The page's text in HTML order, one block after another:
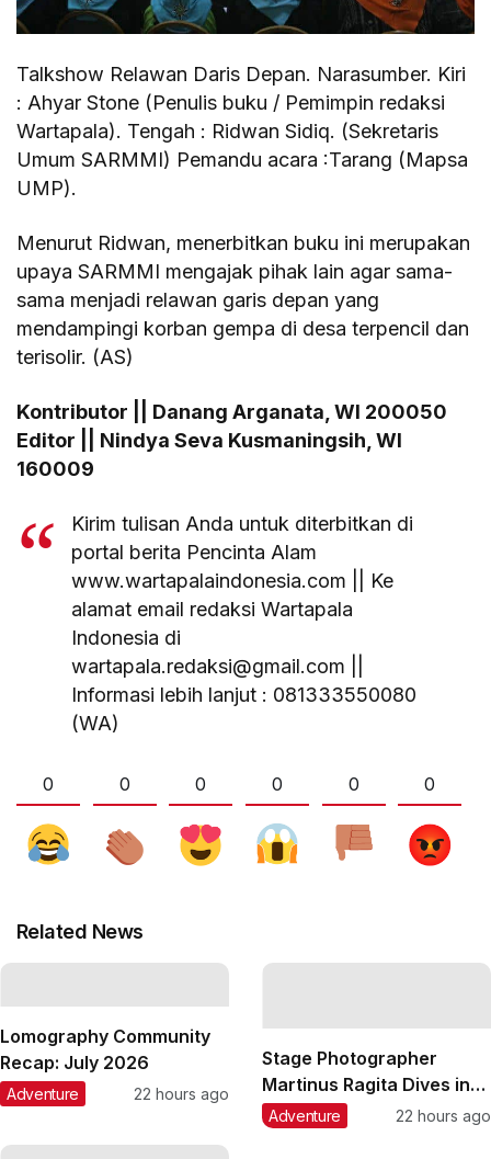
Talkshow Relawan Daris Depan. Narasumber. Kiri
: Ahyar Stone (Penulis buku / Pemimpin redaksi
Wartapala). Tengah : Ridwan Sidiq. (Sekretaris
Umum SARMMI) Pemandu acara :Tarang (Mapsa
UMP).
Menurut Ridwan, menerbitkan buku ini merupakan
upaya SARMMI mengajak pihak lain agar sama-
sama menjadi relawan garis depan yang
mendampingi korban gempa di desa terpencil dan
terisolir. (AS)
Kontributor || Danang Arganata, WI 200050
Editor || Nindya Seva Kusmaningsih, WI
160009
Kirim tulisan Anda untuk diterbitkan di
portal berita Pencinta Alam
www.wartapalaindonesia.com || Ke
alamat email redaksi Wartapala
Indonesia di
wartapala.redaksi@gmail.com ||
Informasi lebih lanjut : 081333550080
(WA)
0 0 0 0 0 0
Related News
Lomography Community
Recap: July 2026
Adventure 22 hours ago
Stage Photographer
Martinus Ragita Dives into
the World of Lomography
Adventure 22 hours ago